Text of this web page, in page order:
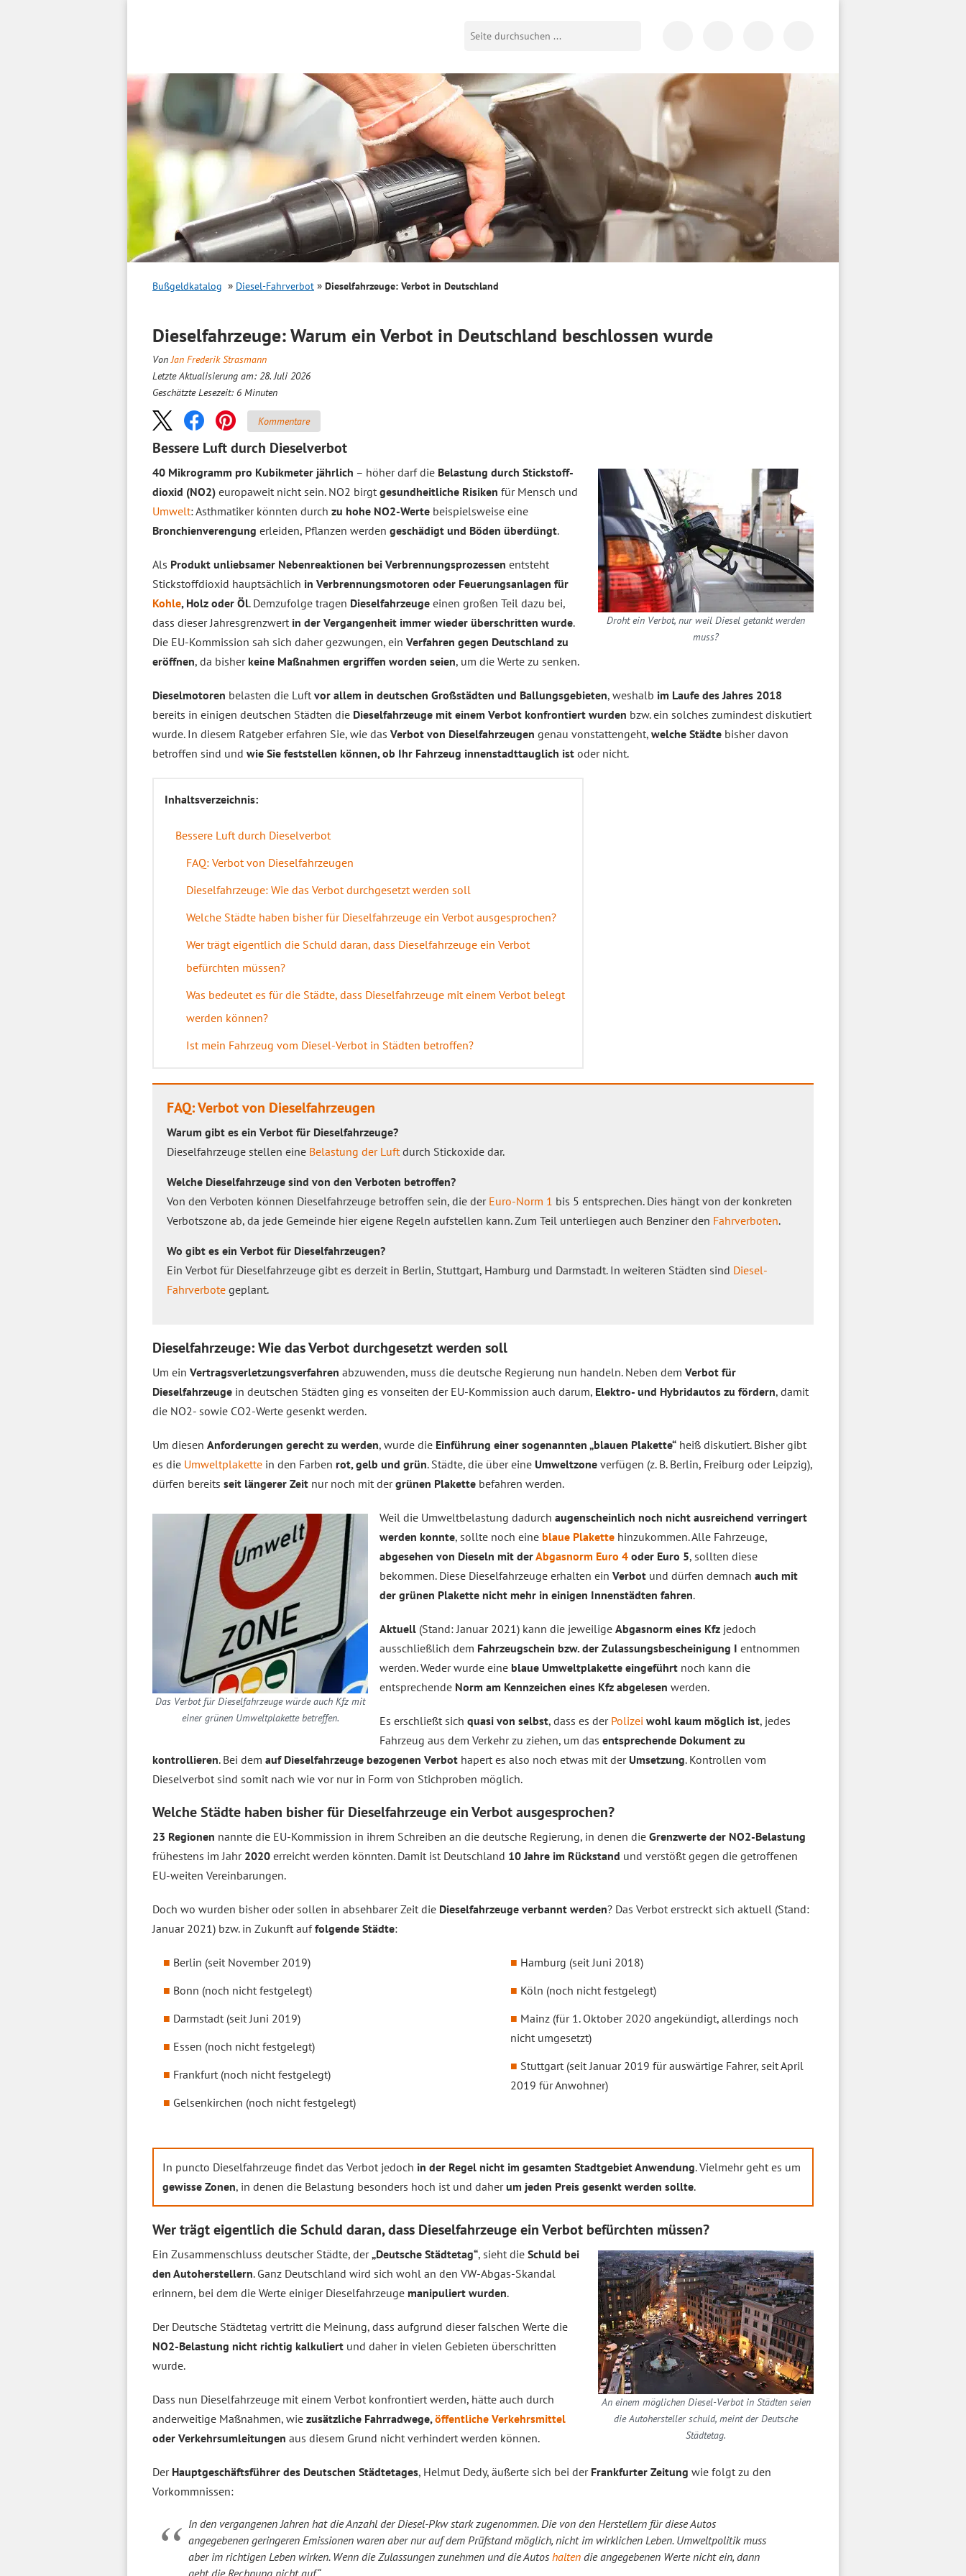
Bußgeldkatalog Diesel-Fahrverbot Dieselfahrzeuge: Verbot in Deutschland
Dieselfahrzeuge: Warum ein Verbot in Deutschland beschlossen wurde
VonJan Frederik Strasmann
Letzte Aktualisierung am: 28. Juli 2026
Geschätzte Lesezeit: 6 Minuten
Kommentare
Bessere Luft durch Dieselverbot
Droht ein Verbot, nur weil Diesel getankt werden
muss?
40 Mikrogramm pro Kubikmeter jährlich – höher darf die Belastung durch Stickstoff­
dioxid (NO2) europaweit nicht sein. NO2 birgt gesundheitliche Risiken für Mensch und
Umwelt: Asthmatiker könnten durch zu hohe NO2-Werte beispielsweise eine
Bronchienverengung erleiden, Pflanzen werden geschädigt und Böden überdüngt.
Als Produkt unliebsamer Nebenreaktionen bei Verbrennungsprozessen entsteht
Stickstoffdioxid hauptsächlich in Verbrennungsmotoren oder Feuerungsanlagen für
Kohle, Holz oder Öl. Demzufolge tragen Dieselfahrzeuge einen großen Teil dazu bei,
dass dieser Jahresgrenzwert in der Vergangenheit immer wieder überschritten wurde.
Die EU-Kommission sah sich daher gezwungen, ein Verfahren gegen Deutschland zu
eröffnen, da bisher keine Maßnahmen ergriffen worden seien, um die Werte zu senken.
Dieselmotoren belasten die Luft vor allem in deutschen Großstädten und Ballungsge­bieten, weshalb im Laufe des Jahres 2018
bereits in einigen deutschen Städten die Dieselfahrzeuge mit einem Verbot konfrontiert wurden bzw. ein solches zumindest diskutiert
wurde. In diesem Ratgeber erfahren Sie, wie das Verbot von Dieselfahrzeugen genau vonstattengeht, welche Städte bisher davon
betroffen sind und wie Sie feststellen können, ob Ihr Fahrzeug innenstadttauglich ist oder nicht.
Inhaltsverzeichnis:
Bessere Luft durch Dieselverbot
FAQ: Verbot von Dieselfahrzeugen
Dieselfahrzeuge: Wie das Verbot durchgesetzt werden soll
Welche Städte haben bisher für Dieselfahrzeuge ein Verbot ausgesprochen?
Wer trägt eigentlich die Schuld daran, dass Dieselfahrzeuge ein Verbot
befürchten müssen?
Was bedeutet es für die Städte, dass Dieselfahrzeuge mit einem Verbot belegt
werden können?
Ist mein Fahrzeug vom Diesel-Verbot in Städten betroffen?
FAQ: Verbot von Dieselfahrzeugen
Warum gibt es ein Verbot für Dieselfahrzeuge?
Dieselfahrzeuge stellen eine Belastung der Luftdurch Stickoxide dar.
Welche Dieselfahrzeuge sind von den Verboten betroffen?
Von den Verboten können Dieselfahrzeuge betroffen sein, die der Euro-Norm 1 bis 5 entsprechen. Dies hängt von der konkreten
Verbotszone ab, da jede Gemeinde hier eigene Regeln aufstellen kann. Zum Teil unterliegen auch Benziner den Fahrverboten.
Wo gibt es ein Verbot für Dieselfahrzeugen?
Ein Verbot für Dieselfahrzeuge gibt es derzeit in Berlin, Stuttgart, Hamburg und Darmstadt. In weiteren Städten sind Diesel-
Fahrverbote geplant.
Dieselfahrzeuge: Wie das Verbot durchgesetzt werden soll
Um ein Vertragsverletzungsverfahren abzuwenden, muss die deutsche Regierung nun handeln. Neben dem Verbot für
Dieselfahrzeuge in deutschen Städten ging es vonseiten der EU-Kommission auch darum, Elektro- und Hybridautos zu fördern, damit
die NO2- sowie CO2-Werte gesenkt werden.
Um diesen Anforderungen gerecht zu werden, wurde die Einführung einer sogenannten „blauen Plakette“ heiß diskutiert. Bisher gibt
es die Umweltplakette in den Farben rot, gelb und grün. Städte, die über eine Umweltzone verfügen (z. B. Berlin, Freiburg oder Leipzig),
dürfen bereits seit längerer Zeit nur noch mit dergrünen Plakette befahren werden.
Das Verbot für Dieselfahrzeuge würde auch Kfz mit
einer grünen Umweltplakette betreffen.
Weil die Umweltbelastung dadurch augenscheinlich noch nicht ausreichend verringert
werden konnte, sollte noch eine blaue Plakette hinzukommen. Alle Fahrzeuge,
abgesehen von Dieseln mit derAbgasnorm Euro 4 oder Euro 5, sollten diese
bekommen. Diese Dieselfahrzeuge erhalten ein Verbot und dürfen demnach auch mit
der grünen Plakette nicht mehr in einigen Innenstädten fahren.
Aktuell (Stand: Januar 2021) kann die jeweilige Abgasnorm eines Kfz jedoch
ausschließlich dem Fahrzeugschein bzw. der Zulassungsbescheinigung I entnommen
werden. Weder wurde eine blaue Umweltplakette eingeführt noch kann die
entsprechende Norm am Kennzeichen eines Kfz abgelesen werden.
Es erschließt sich quasi von selbst, dass es der Polizei wohl kaum möglich ist, jedes
Fahrzeug aus dem Verkehr zu ziehen, um das entsprechende Dokument zu
kontrollieren. Bei dem auf Dieselfahrzeuge bezogenen Verbot hapert es also noch etwas mit der Umsetzung. Kontrollen vom
Dieselverbot sind somit nach wie vor nur in Form von Stichproben möglich.
Welche Städte haben bisher für Dieselfahrzeuge ein Verbot ausgesprochen?
23 Regionen nannte die EU-Kommission in ihrem Schreiben an die deutsche Regierung, in denen die Grenzwerte der NO2-Belastung
frühestens im Jahr 2020 erreicht werden könnten. Damit ist Deutschland 10 Jahre im Rückstand und verstößt gegen die getroffenen
EU-weiten Vereinbarungen.
Doch wo wurden bisher oder sollen in absehbarer Zeit die Dieselfahrzeuge verbannt werden? Das Verbot erstreckt sich aktuell (Stand:
Januar 2021) bzw. in Zukunft auffolgende Städte:
Berlin (seit November 2019)
Bonn (noch nicht festgelegt)
Darmstadt (seit Juni 2019)
Essen (noch nicht festgelegt)
Frankfurt (noch nicht festgelegt)
Gelsenkirchen (noch nicht festgelegt)
Hamburg (seit Juni 2018)
Köln (noch nicht festgelegt)
Mainz (für 1. Oktober 2020 angekündigt, allerdings noch
nicht umgesetzt)
Stuttgart (seit Januar 2019 für auswärtige Fahrer, seit April
2019 für Anwohner)
In puncto Dieselfahrzeuge findet das Verbot jedoch in der Regel nicht im gesamten Stadtgebiet Anwendung. Vielmehr geht es um
gewisse Zonen, in denen die Belastung besonders hoch ist und daherum jeden Preis gesenkt werden sollte.
Wer trägt eigentlich die Schuld daran, dass Dieselfahrzeuge ein Verbot befürchten müssen?
An einem möglichen Diesel-Verbot in Städten seien
die Autohersteller schuld, meint der Deutsche
Städtetag.
Ein Zusammenschluss deutscher Städte, der„Deutsche Städtetag“, sieht die Schuld bei
den Autoherstellern. Ganz Deutschland wird sich wohl an den VW-Abgas-Skandal
erinnern, bei dem die Werte einiger Dieselfahrzeuge manipuliert wurden.
Der Deutsche Städtetag vertritt die Meinung, dass aufgrund dieser falschen Werte die
NO2-Belastung nicht richtig kalkuliert und daher in vielen Gebieten überschritten
wurde.
Dass nun Dieselfahrzeuge mit einem Verbot konfrontiert werden, hätte auch durch
anderweitige Maßnahmen, wie zusätzliche Fahrradwege,öffentliche Verkehrsmittel
oder Verkehrsumleitungen aus diesem Grund nicht verhindert werden können.
Der Hauptgeschäftsführer des Deutschen Städtetages, Helmut Dedy, äußerte sich bei der Frankfurter Zeitung wie folgt zu den
Vorkommnissen:
In den vergangenen Jahren hat die Anzahl der Diesel-Pkw stark zugenommen. Die von den Herstellern für diese Autos
angegebenen geringeren Emissionen waren aber nur auf dem Prüfstand möglich, nicht im wirklichen Leben. Umweltpolitik muss
aber im richtigen Leben wirken. Wenn die Zulassungen zunehmen und die Autos halten die angegebenen Werte nicht ein, dann
geht die Rechnung nicht auf.“